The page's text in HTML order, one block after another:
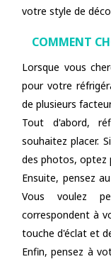
votre style de
COMMENT
Lorsque vous
pour votre
de plusieurs
Tout d'abord,
souhaitez placer.
des photos, optez
Ensuite, pensez
Vous voulez
correspondent à
touche d'éclat et
Enfin, pensez à